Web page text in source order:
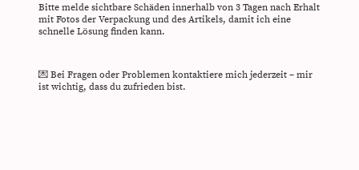
Bitte melde sichtbare Schäden innerhalb von 3 Tagen nach Erhalt
mit Fotos der Verpackung und des Artikels, damit ich eine
schnelle Lösung finden kann.
💌 Bei Fragen oder Problemen kontaktiere mich jederzeit – mir
ist wichtig, dass du zufrieden bist.